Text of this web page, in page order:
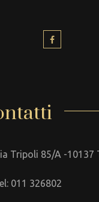
Tripoli 85/A -10137
011 326802